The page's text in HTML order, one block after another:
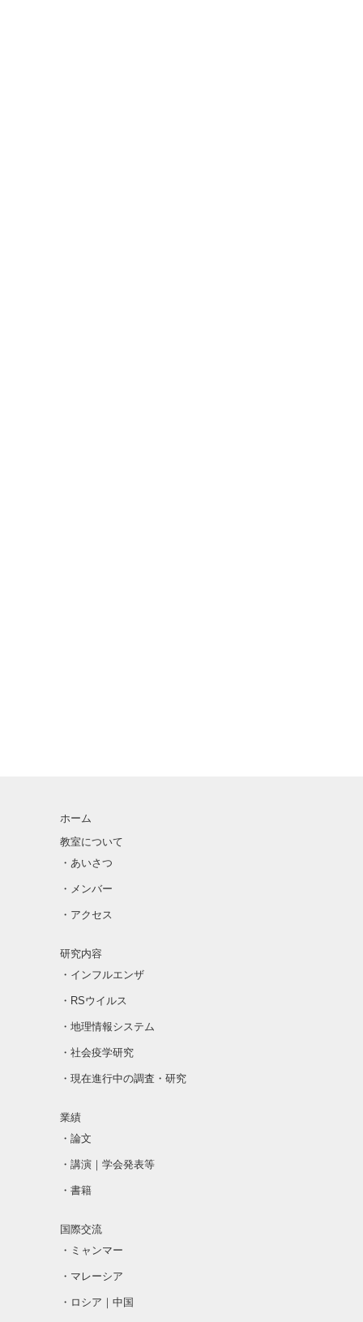
ホーム
教室について
・あいさつ
・メンバー
・アクセス
研究内容
・インフルエンザ
・RSウイルス
・地理情報システム
・社会疫学研究
・現在進行中の調査・研究
業績
・論文
・講演｜学会発表等
・書籍
国際交流
・ミャンマー
・マレーシア
・ロシア｜中国